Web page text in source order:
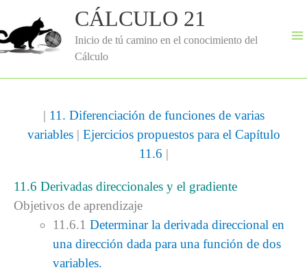
contenido
CÁLCULO 21
Inicio de tú camino en el conocimiento del
Cálculo
| 11. Diferenciación de funciones de varias
variables| Ejercicios propuestos para el Capítulo
11.6 |
11.6 Derivadas direccionales y el gradiente
Objetivos de aprendizaje
11.6.1Determinar la derivada direccional en
una dirección dada para una función de dos
variables.